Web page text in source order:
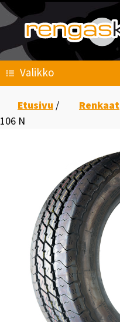
Skip
content
Valikko
Etusivu / Renkaat
106 N